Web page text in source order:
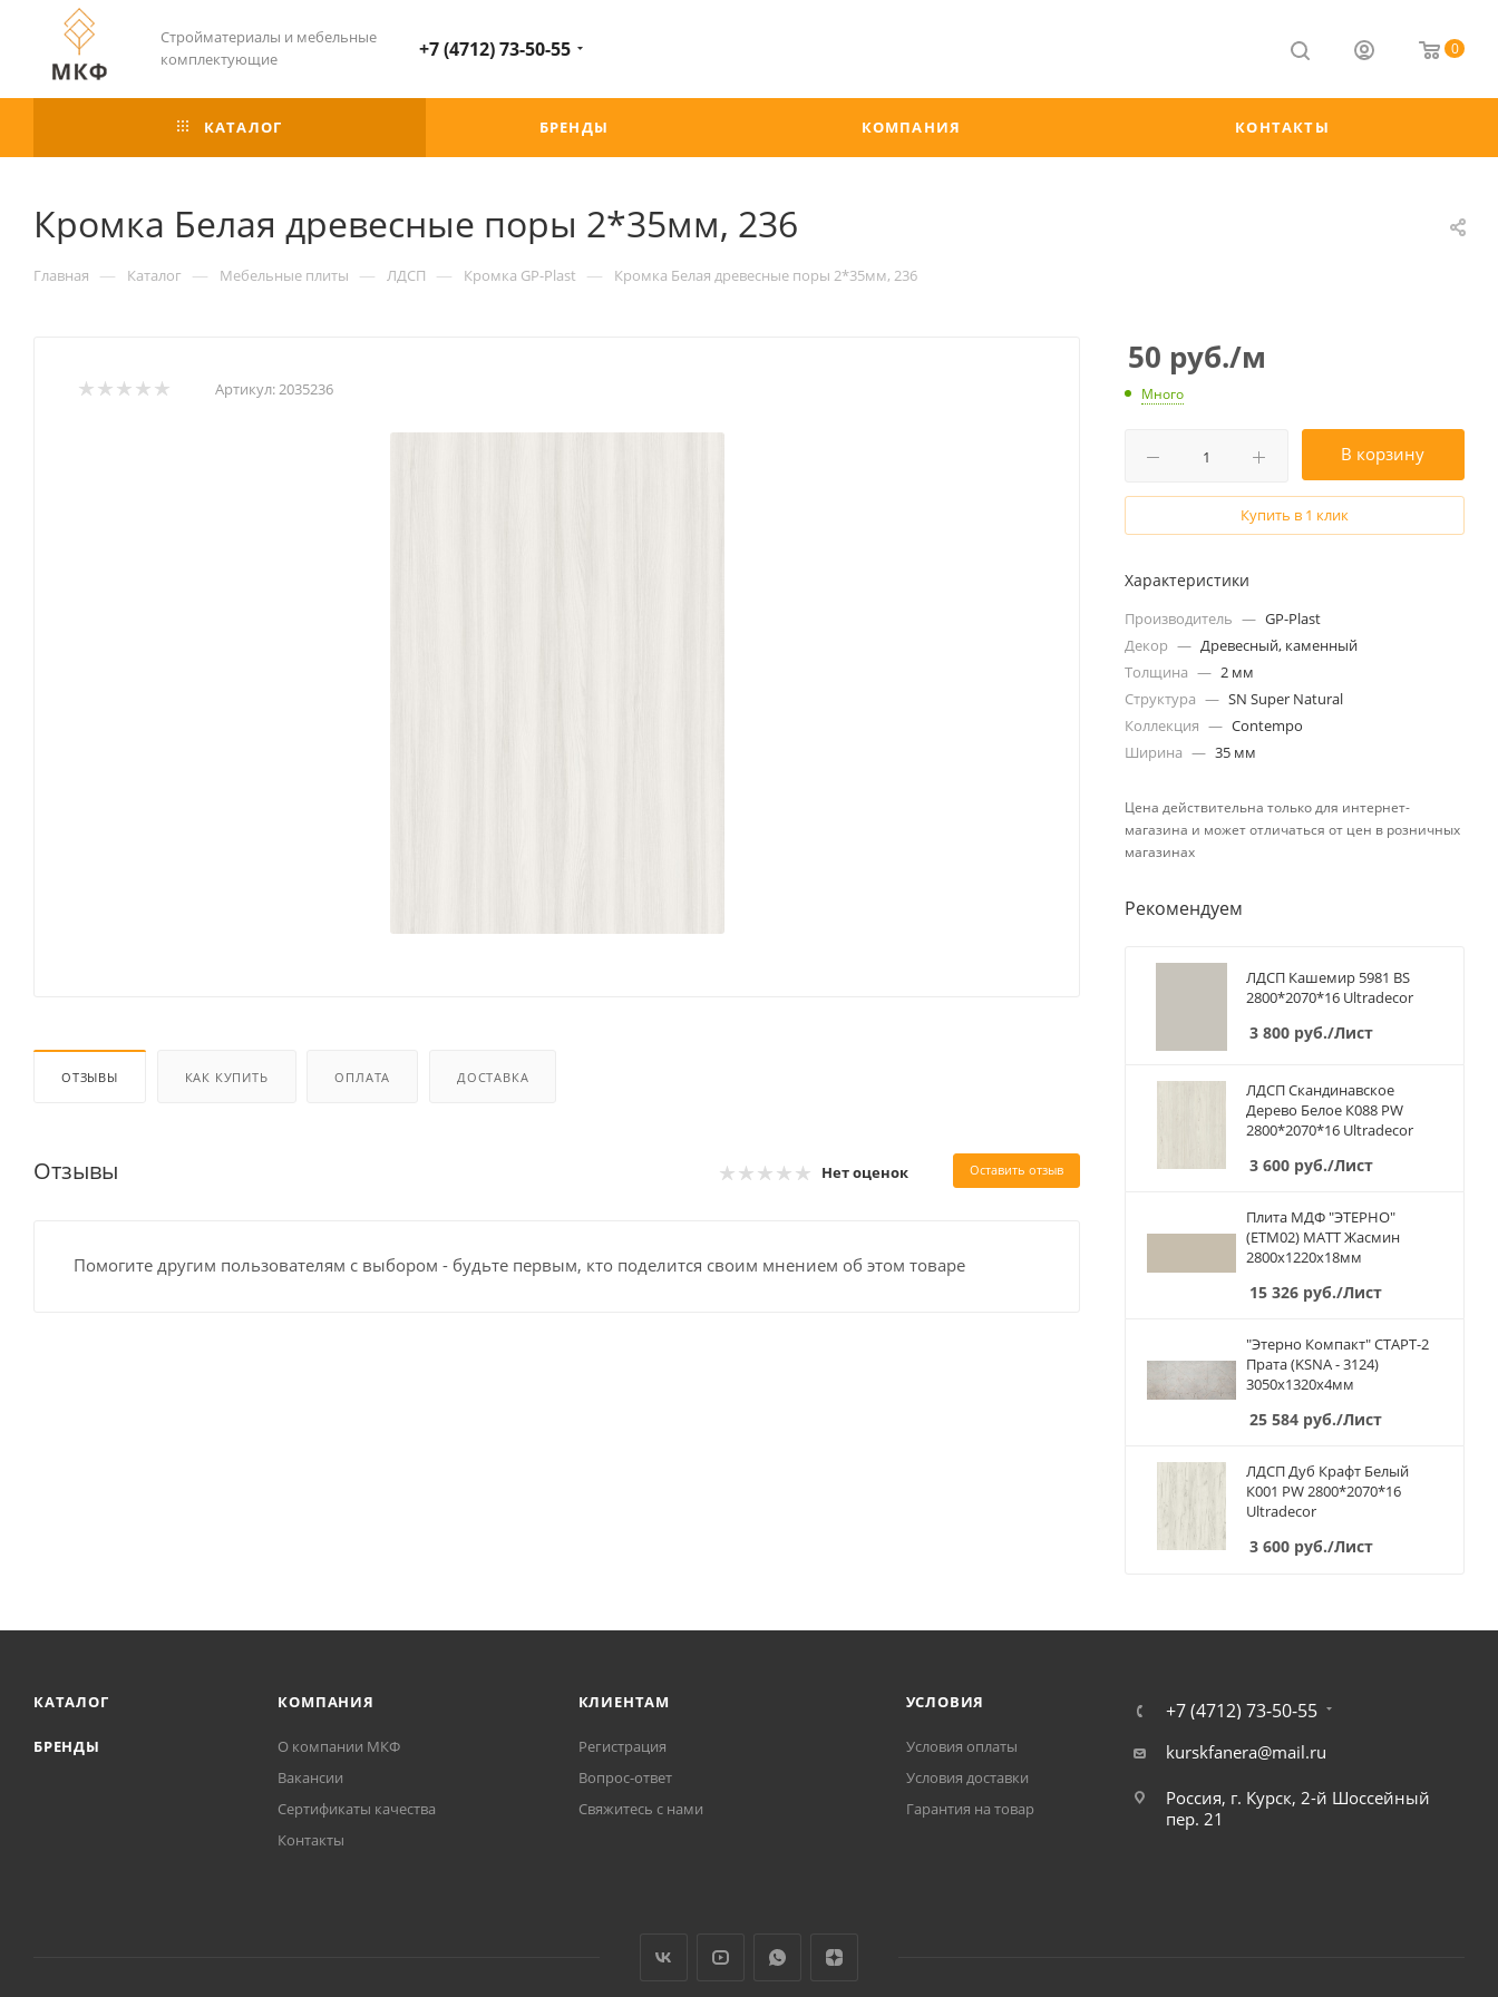
Стройматериалы и мебельные
комплектующие
+7 (4712) 73-50-55 0
КАТАЛОГ БРЕНДЫ КОМПАНИЯ КОНТАКТЫ
Кромка Белая древесные поры 2*35мм, 236
Главная — Каталог — Мебельные плиты — ЛДСП — Кромка GP-Plast — Кромка Белая древесные поры 2*35мм, 236
Артикул:2035236
ОТЗЫВЫ КАК КУПИТЬ ОПЛАТА ДОСТАВКА
Отзывы Нет оценок Оставить отзыв
Помогите другим пользователям с выбором - будьте первым, кто поделится своим мнением об этом товаре
50 руб./м
Много
В корзину
Купить в 1 клик
Характеристики
Производитель — GP-Plast
Декор — Древесный, каменный
Толщина — 2 мм
Структура — SN Super Natural
Коллекция — Contempo
Ширина — 35 мм
Цена действительна только для интернет-
магазина и может отличаться от цен в розничных
магазинах
Рекомендуем
ЛДСП Кашемир 5981 BS
2800*2070*16 Ultradecor
3 800 руб./Лист
ЛДСП Скандинавское
Дерево Белое К088 PW
2800*2070*16 Ultradecor
3 600 руб./Лист
Плита МДФ "ЭТЕРНО"
(ETM02) МАТТ Жасмин
2800х1220х18мм
15 326 руб./Лист
"Этерно Компакт" СТАРТ-2
Прата (KSNA - 3124)
3050х1320х4мм
25 584 руб./Лист
ЛДСП Дуб Крафт Белый
К001 PW 2800*2070*16
Ultradecor
3 600 руб./Лист
КАТАЛОГ
БРЕНДЫ
КОМПАНИЯ
О компании МКФ
Вакансии
Сертификаты качества
Контакты
КЛИЕНТАМ
Регистрация
Вопрос-ответ
Свяжитесь с нами
УСЛОВИЯ
Условия оплаты
Условия доставки
Гарантия на товар
+7 (4712) 73-50-55
kurskfanera@mail.ru
Россия, г. Курск, 2-й Шоссейный
пер. 21